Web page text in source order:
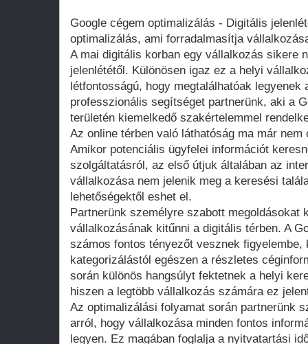
Google cégem optimalizálás - Digitális
optimalizálás, ami forradalmasítja
A mai digitális korban egy vállalkozás sikere
jelenlététől. Különösen igaz ez a helyi
létfontosságú, hogy megtalálhatóak legyenek
professzionális segítséget partnerünk, aki a
területén kiemelkedő szakértelemmel
Az online térben való láthatóság ma már
Amikor potenciális ügyfelei információt
szolgáltatásról, az első útjuk általában az
vállalkozása nem jelenik meg a keresési
lehetőségektől eshet el.
Partnerünk személyre szabott megoldásokat
vállalkozásának kitűnni a digitális térben. A
számos fontos tényezőt vesznek figyelembe,
kategorizálástól egészen a részletes
során különös hangsúlyt fektetnek a helyi
hiszen a legtöbb vállalkozás számára ez
Az optimalizálási folyamat során partnerünk
arról, hogy vállalkozása minden fontos
legyen. Ez magában foglalja a nyitvatartási